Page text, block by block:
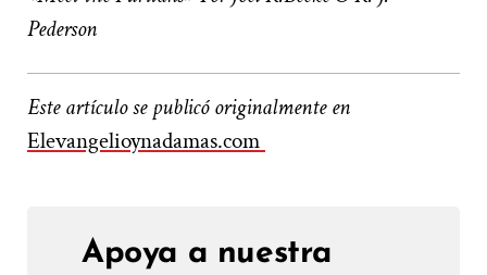
Pederson
Este artículo se publicó originalmente en
Elevangelioynadamas.com
Apoya a nuestra